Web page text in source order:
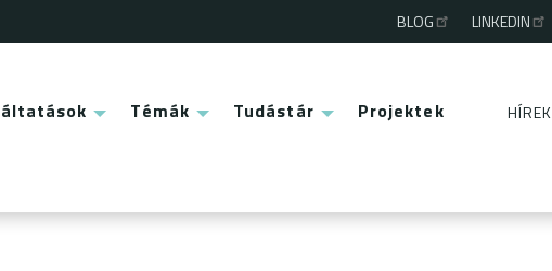
Témák Tudástár Projektek HÍREK
Third
BLOG LINKEDIN